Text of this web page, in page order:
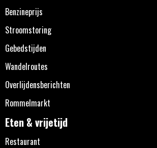
Benzineprijs
Stroomstoring
Gebedstijden
Wandelroutes
Overlijdensberichten
Rommelmarkt
Eten & vrijetijd
Restaurant